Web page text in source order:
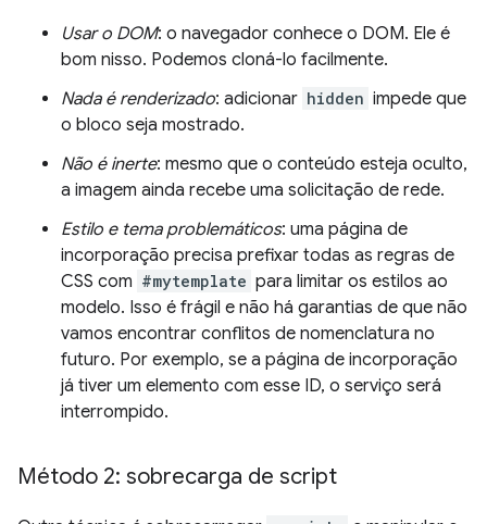
Usar o DOM: o navegador conhece o DOM. Ele é
bom nisso. Podemos cloná-lo facilmente.
Nada é renderizado: adicionar hidden impede que
o bloco seja mostrado.
Não é inerte: mesmo que o conteúdo esteja oculto,
a imagem ainda recebe uma solicitação de rede.
Estilo e tema problemáticos: uma página de
incorporação precisa prefixar todas as regras de
CSS com #mytemplate para limitar os estilos ao
modelo. Isso é frágil e não há garantias de que não
vamos encontrar conflitos de nomenclatura no
futuro. Por exemplo, se a página de incorporação
já tiver um elemento com esse ID, o serviço será
interrompido.
Método 2: sobrecarga de script